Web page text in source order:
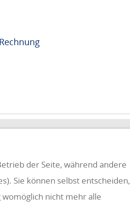
der Seite, während andere
Sie können selbst entscheiden,
womöglich nicht mehr alle